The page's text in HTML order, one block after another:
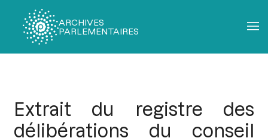
ARCHIVES
PARLEMENTAIRES
Extrait du registre des
délibérations du conseil